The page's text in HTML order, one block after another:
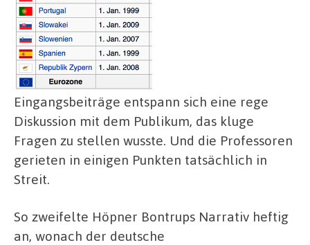
Eingangsbeiträge entspann sich eine rege
Diskussion mit dem Publikum, das kluge
Fragen zu stellen wusste. Und die Professoren
gerieten in einigen Punkten tatsächlich in
Streit.
So zweifelte Höpner Bontrups Narrativ heftig
an, wonach der deutsche